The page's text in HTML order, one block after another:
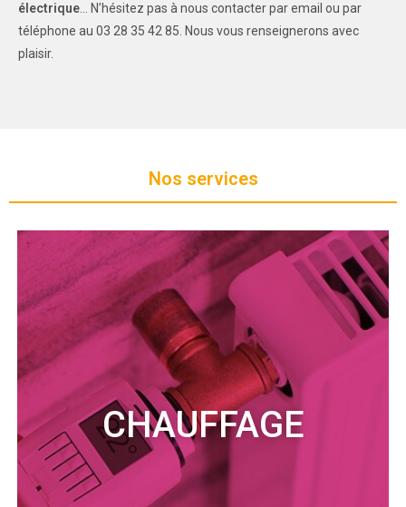
électrique … N’hésitez pas à nous contacter par email ou par
téléphone au 03 28 35 42 85. Nous vous renseignerons avec
plaisir.
Nos services
CHAUFFAGE